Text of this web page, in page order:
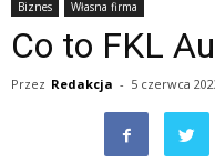
Biznes Własna firma
Co to FKL
Przez Redakcja - 5 czerwca